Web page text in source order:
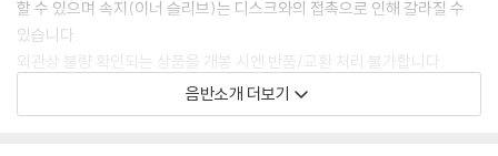
할 수 있으며 속지(이너 슬리브)는 디스크와의 접촉으로 인해 갈라질 수
있습니다.
외관상 불량 확인되는 상품을 개봉 시엔 반품/교환 처리 불가합니다.
2) 디스크 라벨은 공정상 매끄럽게 부착되지 않을 수도 있으며 겉포장 비
닐은 품질보증대상이 아닙니다.
음반소개 더보기